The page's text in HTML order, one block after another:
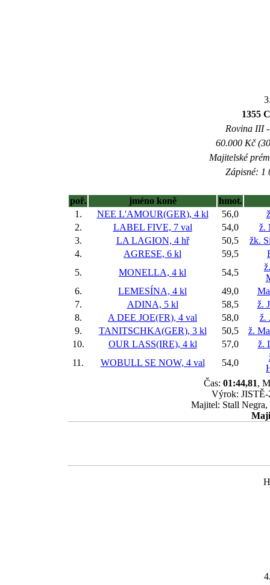
1355
Rovina III
60.000 Kč
Majitelské
Zápisné: 1
poř. jméno koně
hmot.
1.
NEE L'AMOUR(GER), 4 kl 56,0
2.
LABEL FIVE, 7 val 54,0
ž.
3.
LA LAGION, 4 hř 50,5
žk.
4.
AGRESE, 6 kl 59,5
5.
MONELLA, 4 kl 54,5
6.
LEMESÍNA, 4 kl 49,0
7.
ADINA, 5 kl 58,5
ž.
8.
A DEE JOE(FR), 4 val 58,0
ž.
9.
TANITSCHKA(GER), 3 kl 50,5
ž.
10.
OUR LASS(IRE), 4 kl 57,0
ž.
11.
WOBULL SE NOW, 4 val 54,0
Čas: 01:44,81,
Výrok: JISTĚ-
Majitel: Stall